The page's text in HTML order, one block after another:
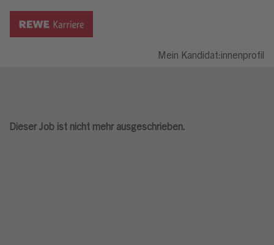
Mein Kandidat:innenprofil
Dieser Job ist nicht mehr ausgeschrieben.